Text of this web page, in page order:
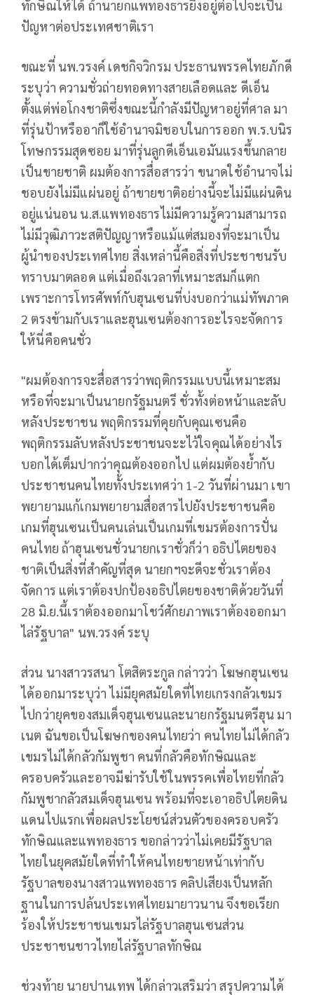
ทักษิณให้ได้ ถ้านายกแพทองธารยีงอยู่ต่อไปจะเป็น
ปัญหาต่อประเทศชาติเรา
ขณะที่ นพ.วรงค์ เดชกิจวิกรม ประธานพรรคไทยภักดี
ระบุว่า ความชั่วถ่ายทอดทางสายเลือดและ ดีเอ็น
ตั้งแต่พ่อโกงชาติซึ่งขณะนี้กำลังมีปัญหาอยู่ที่ศาล มา
ที่รุ่นป้าหรืออาก็ใช้อำนาจมิชอบในการออก พ.ร.บนิร
โทษกรรมสุดซอย มาที่รุ่นลูกดีเอ็นเอมันแรงขึ้นกลาย
เป็นขายชาติ ผมต้องการสื่อสารว่า ขนาดใช้อำนาจไม่
ชอบยังไม่มีแผ่นอยู่ ถ้าขายชาติอย่างนี้จะไม่มีแผ่นดิน
อยู่แน่นอน น.ส.แพทองธารไม่มีความรู้ความสามารถ
ไม่มีวุฒิภาวะสติปัญญาหรือแม้แต่สมองที่จะมาเป็น
ผู้นำของประเทศไทย สิ่งเหล่านี้คือสิ่งที่ประชาชนรับ
ทราบมาตลอด แต่เมื่อถึงเวลาที่เหมาะสมก็แตก
เพราะการโทรศัพท์กับฮุนเซนที่บ่งบอกว่าแม่ทัพภาค
2 ตรงข้ามกับเราและฮุนเซนต้องการอะไรจะจัดการ
ให้นี่คือคนชั่ว
"ผมต้องการจะสื่อสารว่าพฤติกรรมแบบนี้เหมาะสม
หรือที่จะมาเป็นนายกรัฐมนตรี ชั่วทั้งต่อหน้าและลับ
หลังประชาชน พฤติกรรมที่คุยกับคุณเซนคือ
พฤติกรรมลับหลังประชาชนจะะไว้ใจคุณได้อย่างไร
บอกได้เต็มปากว่าคุณต้องออกไป แต่ผมต้องย้ำกับ
ประชาชนคนไทยทั้งประเทศว่า 1-2 วันที่ผ่านมา เขา
พยายามแก้เกมพยายามสื่อสารไปยังประชาชนคือ
เกมที่ฮุนเซนเป็นคนเล่นเป็นเกมที่เขมรต้องการปั่น
คนไทย ถ้าฮุนเซนชั่วนายกเราชั่วก็ว่า อธิปไตยของ
ชาติเป็นสิ่งที่สำคัญที่สุด นายกฯจะดีจะชั่วเราต้อง
จัดการ แต่เราต้องปกป้องอธิปไตยของชาติด้วยวันที่
28 มิ.ย.นึ้เราต้องออกมาโชว์ศักยภาพเราต้องออกมา
ไล่รัฐบาล" นพ.วรงค์ ระบุ
ส่วน นางสาวรสนา โตสิตระกูล กล่าวว่า โฆษกฮุนเซน
ได้ออกมาระบุว่า ไม่มียุคสมัยใดที่ไทยเกรงกลัวเขมร
ไปกว่ายุคของสมเด็จฮุนเซนและนายกรัฐมนตรีฮุน มา
เนต ฉันขอเป็นโฆษกของคนไทยว่า คนไทยไม่ได้กลัว
เขมรไม่ได้กลัวกัมพูชา คนที่กลัวคือทักษิณและ
ครอบครัวและอาจมีฆ่ารับใช้ในพรรคเพื่อไทยที่กลัว
กัมพูชากลัวสมเด็จฮุนเซน พร้อมที่จะเอาอธิปไตยดิน
แดนไปแรกเพื่อผลประโยชน์ส่วนตัวของครอบครัว
ทักษิณและแพทองธาร ขอกล่าวว่าไม่เคยมีรัฐบาล
ไทยในยุคสมัยใดที่ทำให้คนไทยขายหน้าเท่ากับ
รัฐบาลของนางสาวแพทองธาร คลิปเสียงเป็นหลัก
ฐานในการปล้นประเทศไทยมายาวนาน จึงขอเรียก
ร้องให้ประชาชนเขมรไล่รัฐบาลฮุนเซนส่วน
ประชาชนชาวไทยไล่รัฐบาลทักษิณ
ช่วงท้าย นายปานเทพ ได้กล่าวเสริมว่า สรุปความได้